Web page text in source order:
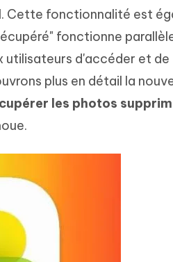
iCareFone Transfer APP
Android/iPhone
Écriver plus intelligemment et plus
rapidement avec l'IA
Cette fonctionnalité est
fonctionne
utilisateurs d'accéder et
plus en détail la
les photos